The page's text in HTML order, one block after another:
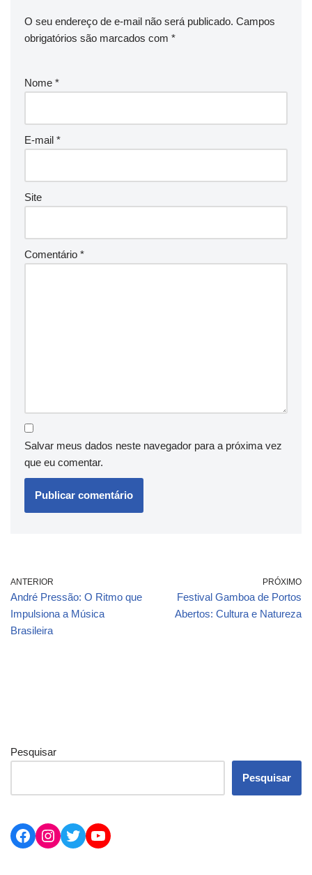
O seu endereço de e-mail não será publicado. Campos
obrigatórios são marcados com *
Nome *
E-mail *
Site
Comentário *
Salvar meus dados neste navegador para a próxima vez
que eu comentar.
ANTERIOR
André Pressão: O Ritmo que
Impulsiona a Música
Brasileira
PRÓXIMO
Festival Gamboa de Portos
Abertos: Cultura e Natureza
Pesquisar
Pesquisar